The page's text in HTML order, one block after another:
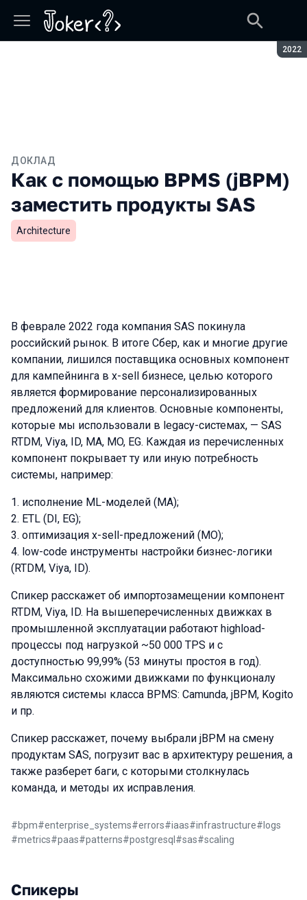
2022
ДОКЛАД
Как с помощью BPMS (jBPM)
заместить продукты SAS
Architecture
В феврале 2022 года компания SAS покинула
российский рынок. В итоге Сбер, как и многие другие
компании, лишился поставщика основных компонент
для кампейнинга в x-sell бизнесе, целью которого
является формирование персонализированных
предложений для клиентов. Основные компоненты,
которые мы использовали в legacy-системах, — SAS
RTDM, Viya, ID, MA, MO, EG. Каждая из перечисленных
компонент покрывает ту или иную потребность
системы, например:
исполнение ML-моделей (MA);
ETL (DI, EG);
оптимизация x-sell-предложений (MO);
low-code инструменты настройки бизнес-логики
(RTDM, Viya, ID).
Спикер расскажет об импортозамещении компонент
RTDM, Viya, ID. На вышеперечисленных движках в
промышленной эксплуатации работают highload-
процессы под нагрузкой ~50 000 TPS и с
доступностью 99,99% (53 минуты простоя в год).
Максимально схожими движками по функционалу
являются системы класса BPMS: Camunda, jBPM, Kogito
и пр.
Спикер расскажет, почему выбрали jBPM на смену
продуктам SAS, погрузит вас в архитектуру решения, а
также разберет баги, с которыми столкнулась
команда, и методы их исправления.
#bpm#enterprise_systems#errors#iaas#infrastructure# logs
#metrics#paas#patterns#postgresql #sas#scaling
Спикеры